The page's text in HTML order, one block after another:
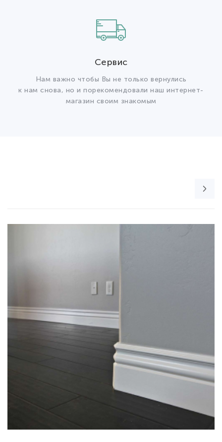
Сервис
Нам важно чтобы Вы не только вернулись
к нам снова, но и порекомендовали наш интернет-
магазин своим знакомым